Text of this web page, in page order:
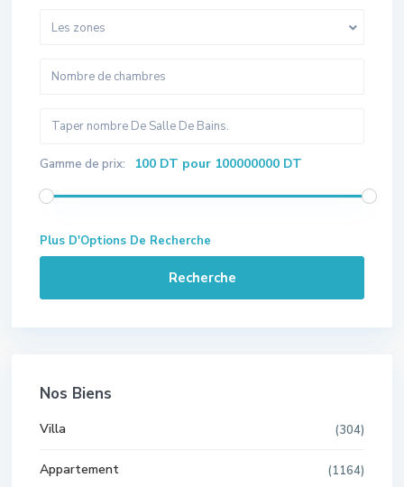
Les zones
Gamme de prix: 100 DT pour 100000000 DT
Plus D'Options De Recherche
Recherche
Nos Biens
Villa (304)
Appartement (1164)